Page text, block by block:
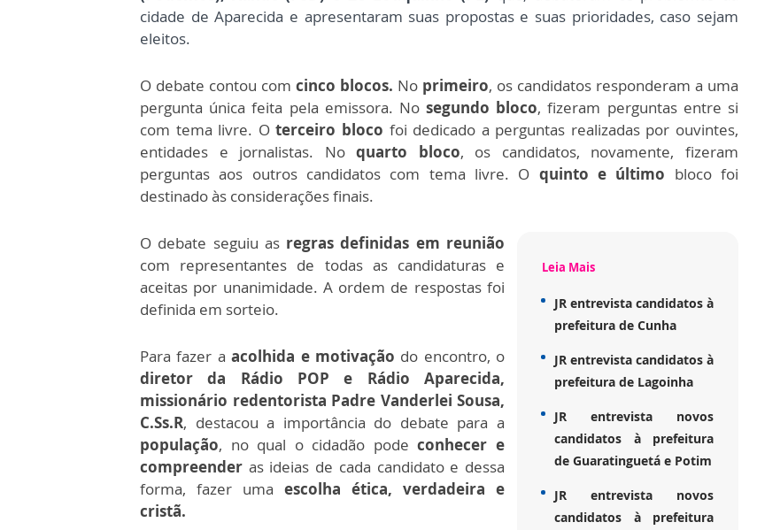
cidade de Aparecida e apresentaram suas propostas e suas prioridades, caso sejam
eleitos.
O debate contou com cinco blocos. No primeiro, os candidatos responderam a uma
pergunta única feita pela emissora. Nosegundo bloco, fizeram perguntas entre si
com tema livre. Oterceiro bloco foi dedicado a perguntas realizadas por ouvintes,
entidades e jornalistas. Noquarto bloco, os candidatos, novamente, fizeram
perguntas aos outros candidatos com tema livre. O quinto e último bloco foi
destinado às considerações finais.
Leia Mais
JR entrevista candidatos à
prefeitura de Cunha
JR entrevista candidatos à
prefeitura de Lagoinha
JR entrevista novos
candidatos à prefeitura
de Guaratinguetá e Potim
JR entrevista novos
candidatos à prefeitura
O debate seguiu as regras definidas em reunião
com representantes de todas as candidaturas e
aceitas por unanimidade. A ordem de respostas foi
definida em sorteio.
Para fazer aacolhida e motivação do encontro, o
diretor da Rádio POP e Rádio Aparecida,
missionário redentorista Padre Vanderlei Sousa,
C.Ss.R, destacou a importância do debate para a
população, no qual o cidadão podeconhecer e
compreender as ideias de cada candidato e dessa
forma, fazer uma escolha ética, verdadeira e
cristã.